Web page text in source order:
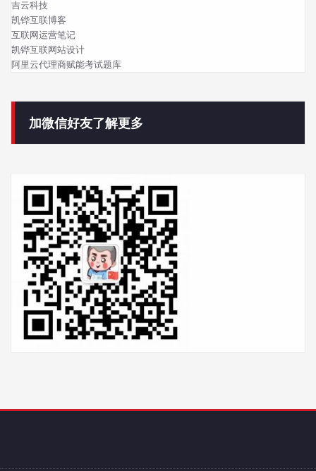
吉云科技
凯铧互联博客
互联网运营笔记
凯铧互联网站设计
阿里云代理商赋能考试题库
加微信好友了解更多